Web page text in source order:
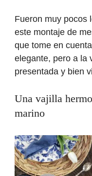
Fueron muy pocos
este montaje de
que tome en
elegante, pero a la
presentada y bien
Una vajilla
marino